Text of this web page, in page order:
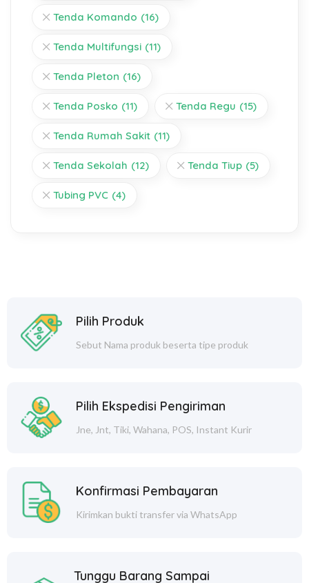
Tenda Komando (16)
Tenda Multifungsi (11)
Tenda Pleton (16)
Tenda Posko (11) Tenda Regu (15)
Tenda Rumah Sakit (11)
Tenda Sekolah (12) Tenda Tiup (5)
Tubing PVC (4)
Pilih Produk
Sebut Nama produk beserta tipe produk
Pilih Ekspedisi Pengiriman
Jne, Jnt, Tiki, Wahana, POS, Instant Kurir
Konfirmasi Pembayaran
Kirimkan bukti transfer via WhatsApp
Tunggu Barang Sampai